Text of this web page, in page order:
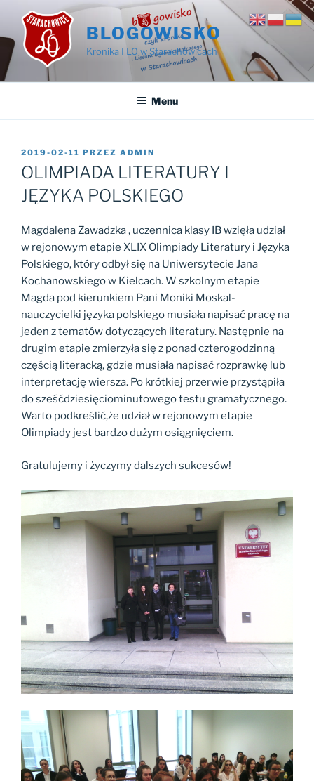
Przejdź
treści
BLOGOWISKO
Kronika I LO w Starachowicach
Menu
OPUBLIKOWANE
W
2019-02-11 PRZEZ ADMIN
OLIMPIADA LITERATURY I
JĘZYKA POLSKIEGO
Magdalena Zawadzka , uczennica klasy IB wzięła udział
w rejonowym etapie XLIX Olimpiady Literatury i Języka
Polskiego, który odbył się na Uniwersytecie Jana
Kochanowskiego w Kielcach. W szkolnym etapie
Magda pod kierunkiem Pani Moniki Moskal-
nauczycielki języka polskiego musiała napisać pracę na
jeden z tematów dotyczących literatury. Następnie na
drugim etapie zmierzyła się z ponad czterogodzinną
częścią literacką, gdzie musiała napisać rozprawkę lub
interpretację wiersza. Po krótkiej przerwie przystąpiła
do sześćdziesięciominutowego testu gramatycznego.
Warto podkreślić,że udział w rejonowym etapie
Olimpiady jest bardzo dużym osiągnięciem.
Gratulujemy i życzymy dalszych sukcesów!